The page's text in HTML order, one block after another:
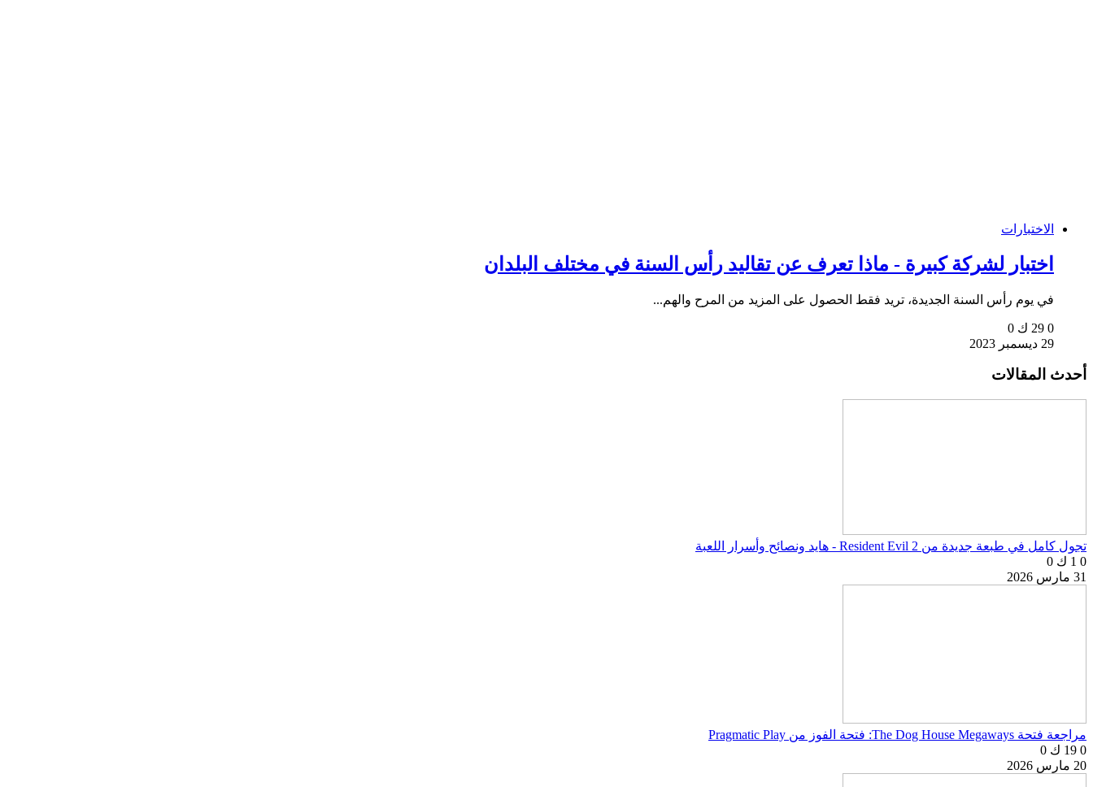
الاختبارات
اختبار لشركة كبيرة - ماذا تعرف عن تقاليد رأس السنة في مختلف البلدان
في يوم رأس السنة الجديدة، تريد فقط الحصول على المزيد من المرح والهم...
0 29 ك
0
29 ديسمبر 2023
أحدث المقالات
تجول كامل في طبعة جديدة من Resident Evil 2 - هايد ونصائح وأسرار اللعبة
0 1 ك
0
31 مارس 2026
مراجعة فتحة The Dog House Megaways: فتحة الفوز من Pragmatic Play
0 19 ك
0
20 مارس 2026